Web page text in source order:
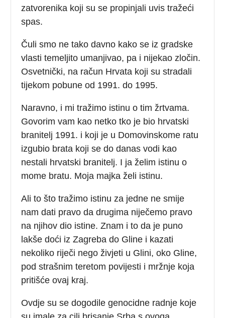
zatvorenika koji su se propinjali uvis tražeći
spas.
Čuli smo ne tako davno kako se iz gradske
vlasti temeljito umanjivao, pa i nijekao zločin.
Osvetnički, na račun Hrvata koji su stradali
tijekom pobune od 1991. do 1995.
Naravno, i mi tražimo istinu o tim žrtvama.
Govorim vam kao netko tko je bio hrvatski
branitelj 1991. i koji je u Domovinskome ratu
izgubio brata koji se do danas vodi kao
nestali hrvatski branitelj. I ja želim istinu o
mome bratu. Moja majka želi istinu.
Ali to što tražimo istinu za jedne ne smije
nam dati pravo da drugima niječemo pravo
na njihov dio istine. Znam i to da je puno
lakše doći iz Zagreba do Gline i kazati
nekoliko riječi nego živjeti u Glini, oko Gline,
pod strašnim teretom povijesti i mržnje koja
pritišće ovaj kraj.
Ovdje su se dogodile genocidne radnje koje